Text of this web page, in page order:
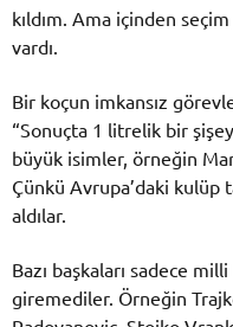
kıldım. Ama içinden
vardı.
Bir koçun imkansız
“Sonuçta 1 litrelik bir
büyük isimler, örneğin
Çünkü Avrupa’daki kulüp
aldılar.
Bazı başkaları sadece
giremediler. Örneğin